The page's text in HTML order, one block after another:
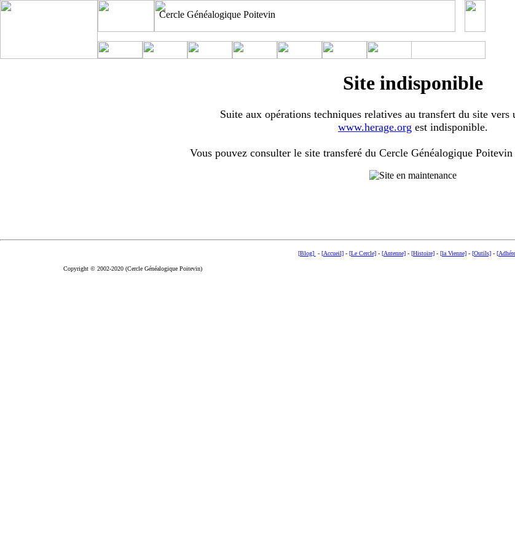
Cercle Généalogique Poitevin
Site indisponible
Suite aux opérations techniques relatives au transfert du site vers
www.herage.org est indisponible.
Vous pouvez consulter le site transferé du Cercle Généalogique Poitevin
[Blog] - [Accueil]- [Le Cercle]- [Antenne]- [Histoire]- [la Vienne]- [Outils]-
Copyright © 2002-2020 (Cercle Généalogique Poitevin)